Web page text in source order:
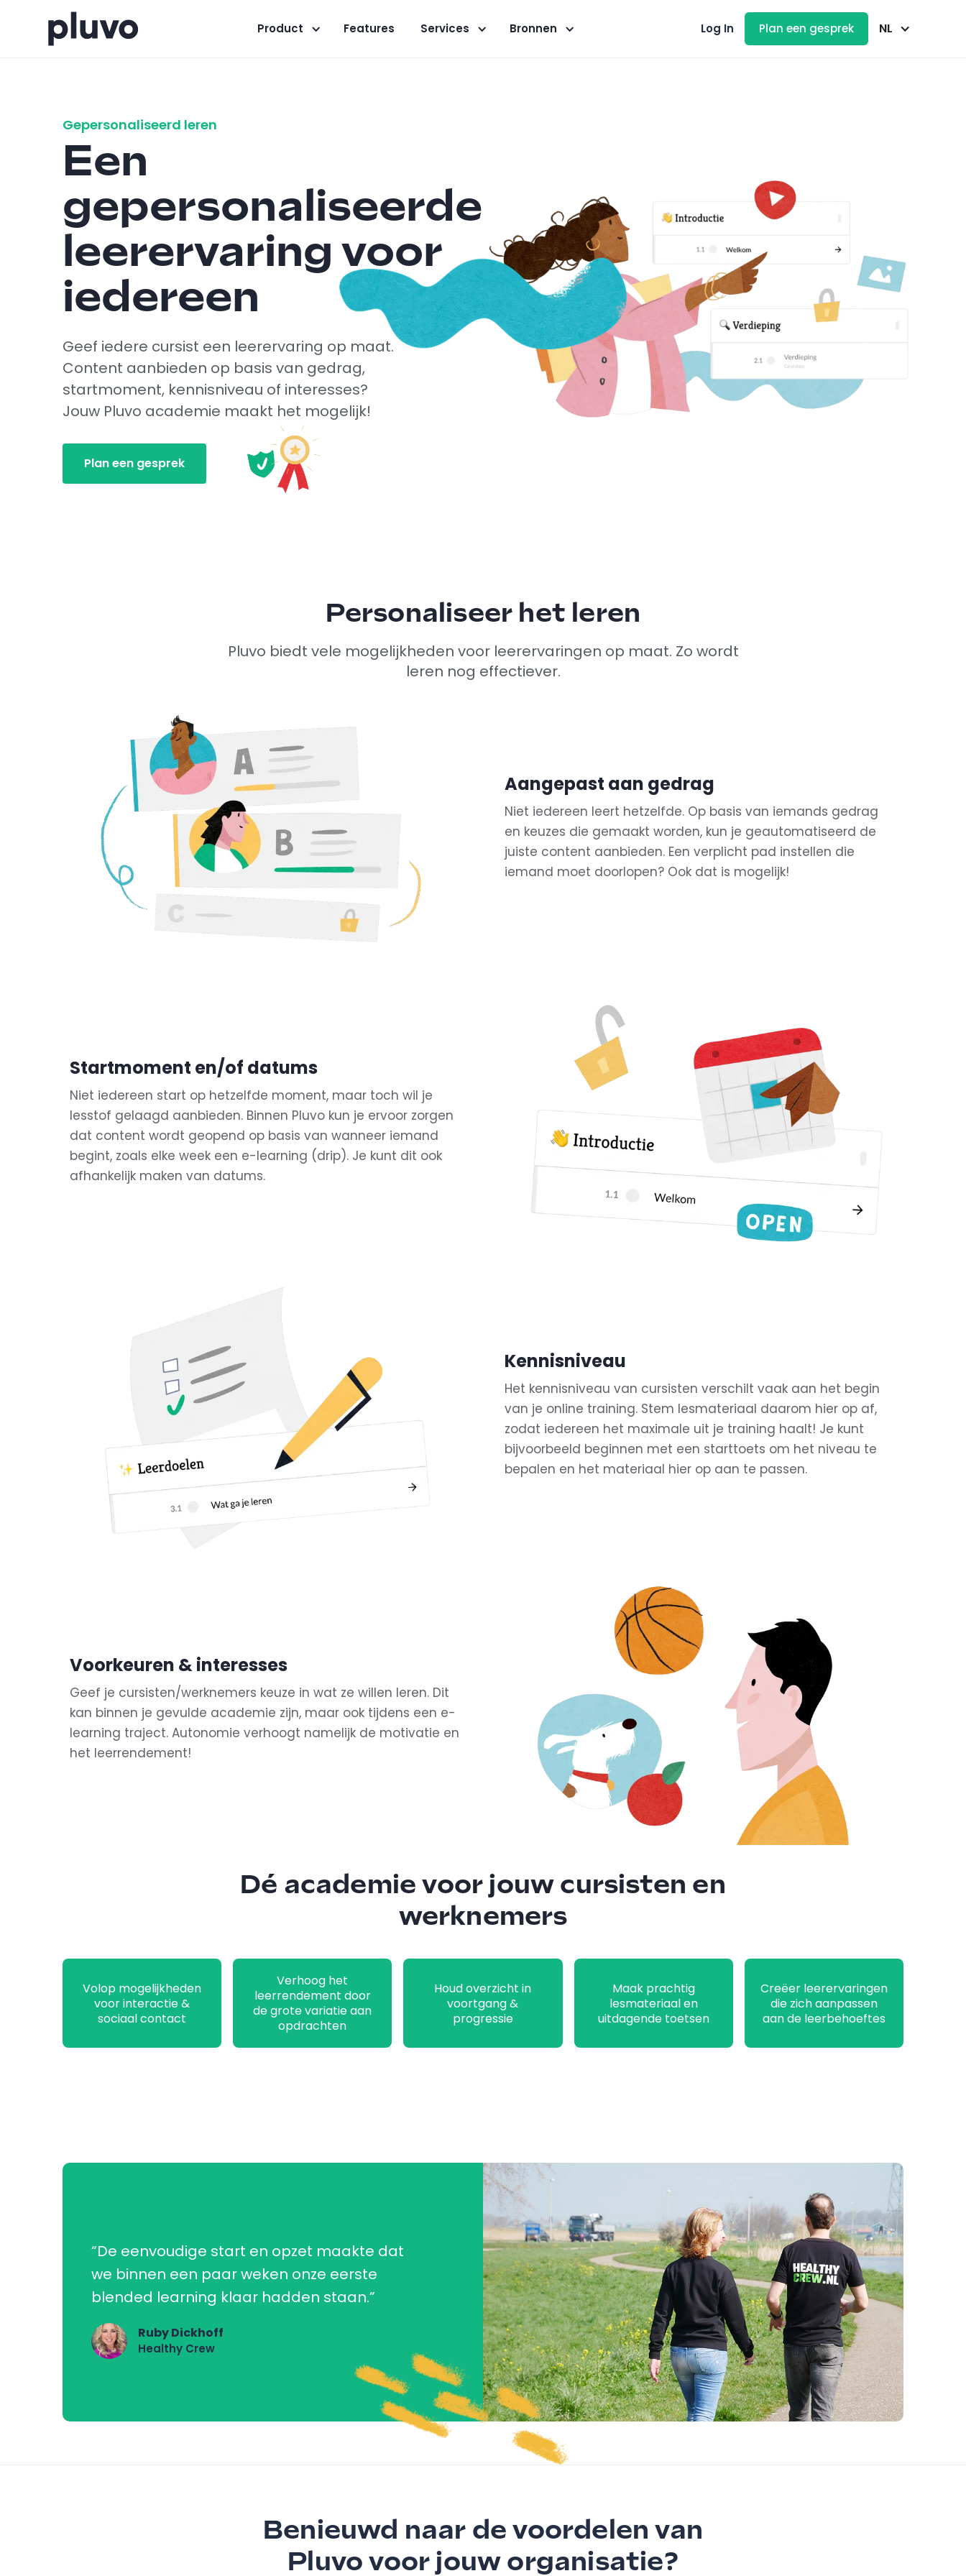
Product Features Services Bronnen Log In Plan een gesprek NL
Gepersonaliseerd leren
Een
gepersonaliseerde
leerervaring voor
iedereen
Geef iedere cursist een leerervaring op maat.
Content aanbieden op basis van gedrag,
startmoment, kennisniveau of interesses?
Jouw Pluvo academie maakt het mogelijk!
Plan een gesprek
Personaliseer het leren
Pluvo biedt vele mogelijkheden voor leerervaringen op maat. Zo wordt
leren nog effectiever.
Aangepast aan gedrag
Niet iedereen leert hetzelfde. Op basis van iemands gedrag
en keuzes die gemaakt worden, kun je geautomatiseerd de
juiste content aanbieden. Een verplicht pad instellen die
iemand moet doorlopen? Ook dat is mogelijk!
Startmoment en/of datums
Niet iedereen start op hetzelfde moment, maar toch wil je
lesstof gelaagd aanbieden. Binnen Pluvo kun je ervoor zorgen
dat content wordt geopend op basis van wanneer iemand
begint, zoals elke week een e-learning (drip). Je kunt dit ook
afhankelijk maken van datums.
Kennisniveau
Het kennisniveau van cursisten verschilt vaak aan het begin
van je online training. Stem lesmateriaal daarom hier op af,
zodat iedereen het maximale uit je training haalt! Je kunt
bijvoorbeeld beginnen met een starttoets om het niveau te
bepalen en het materiaal hier op aan te passen.
Voorkeuren & interesses
Geef je cursisten/werknemers keuze in wat ze willen leren. Dit
kan binnen je gevulde academie zijn, maar ook tijdens een e-
learning traject. Autonomie verhoogt namelijk de motivatie en
het leerrendement!
Dé academie voor jouw cursisten en
werknemers
Volop mogelijkheden
voor interactie &
sociaal contact
Verhoog het
leerrendement door
de grote variatie aan
opdrachten
Houd overzicht in
voortgang &
progressie
Maak prachtig
lesmateriaal en
uitdagende toetsen
Creëer leerervaringen
die zich aanpassen
aan de leerbehoeftes
“De eenvoudige start en opzet maakte dat
we binnen een paar weken onze eerste
blended learning klaar hadden staan.”
Ruby Dickhoff
Healthy Crew
Benieuwd naar de voordelen van
Pluvo voor jouw organisatie?